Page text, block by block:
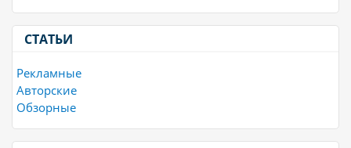
СТАТЬИ
Рекламные
Авторские
Обзорные